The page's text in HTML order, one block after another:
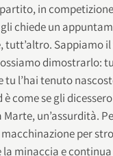
in
chiede un
tutt’altro. Sappiamo
dimostrarlo:
tu l’hai tenuto
come se gli
un’assurdità.
per
la minaccia e